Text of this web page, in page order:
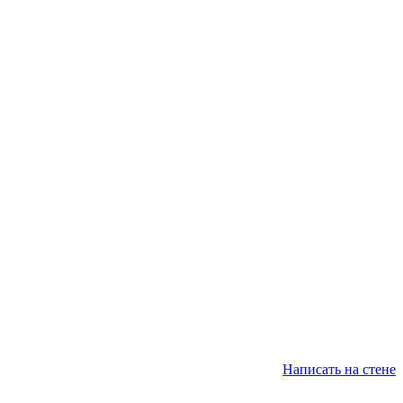
Написать на стене